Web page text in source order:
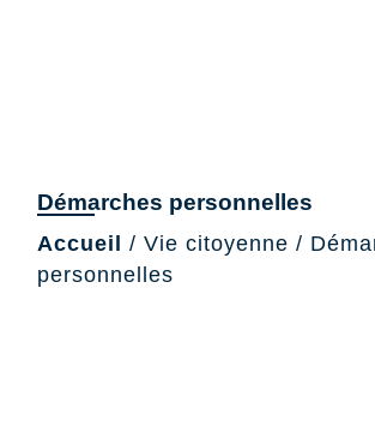
Démarches personnelles
Accueil / Vie citoyenne /
personnelles